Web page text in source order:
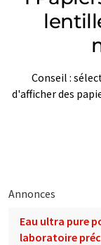
Conseil :
d'afficher des
Annonces
Eau ultra pure
laboratoire